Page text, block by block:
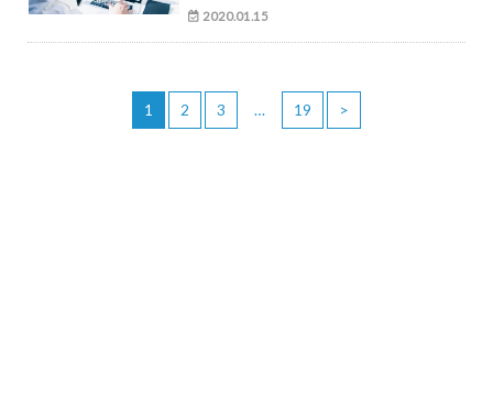
2020.01.15
1 2 3 … 19 >